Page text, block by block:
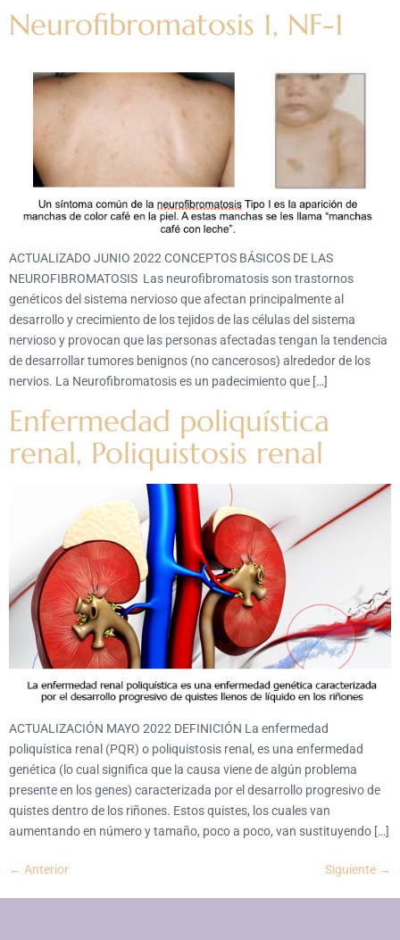
Neurofibromatosis 1, NF-1
ACTUALIZADO JUNIO 2022 CONCEPTOS BÁSICOS DE LAS
NEUROFIBROMATOSIS Las neurofibromatosis son trastornos
genéticos del sistema nervioso que afectan principalmente al
desarrollo y crecimiento de los tejidos de las células del sistema
nervioso y provocan que las personas afectadas tengan la tendencia
de desarrollar tumores benignos (no cancerosos) alrededor de los
nervios. La Neurofibromatosis es un padecimiento que […]
Enfermedad poliquística
renal, Poliquistosis renal
ACTUALIZACIÓN MAYO 2022 DEFINICIÓN La enfermedad
poliquística renal (PQR) o poliquistosis renal, es una enfermedad
genética (lo cual significa que la causa viene de algún problema
presente en los genes) caracterizada por el desarrollo progresivo de
quistes dentro de los riñones. Estos quistes, los cuales van
aumentando en número y tamaño, poco a poco, van sustituyendo […]
← Anterior Siguiente →